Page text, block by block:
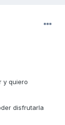
y quiero
disfrutarla